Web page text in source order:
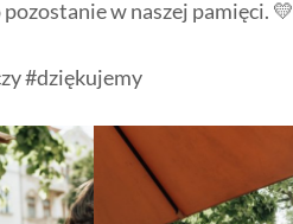
w naszej pamięci. 💛
#dziękujemy